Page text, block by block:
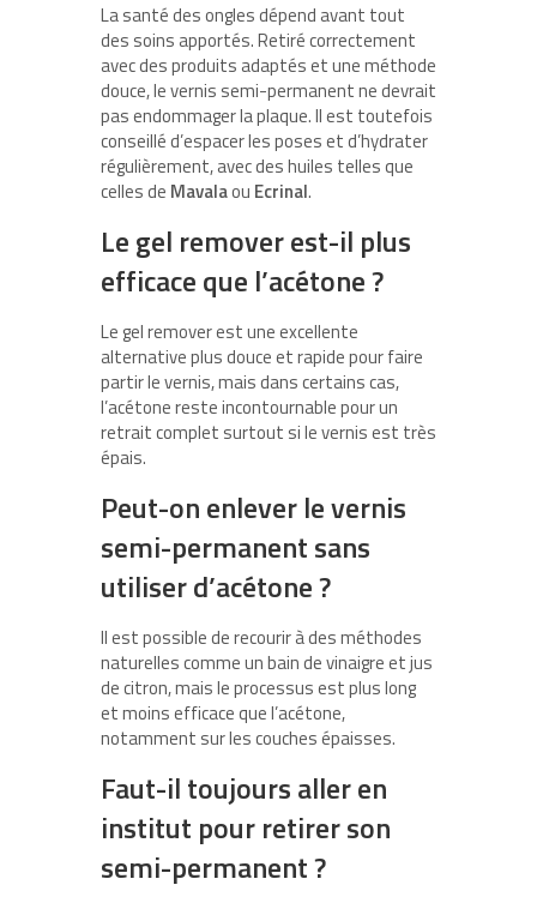
La santé des ongles dépend avant tout
des soins apportés. Retiré correctement
avec des produits adaptés et une méthode
douce, le vernis semi-permanent ne devrait
pas endommager la plaque. Il est toutefois
conseillé d’espacer les poses et d’hydrater
régulièrement, avec des huiles telles que
celles de Mavalaou Ecrinal.
Le gel remover est-il plus
efficace que l’acétone ?
Le gel remover est une excellente
alternative plus douce et rapide pour faire
partir le vernis, mais dans certains cas,
l’acétone reste incontournable pour un
retrait complet surtout si le vernis est très
épais.
Peut-on enlever le vernis
semi-permanent sans
utiliser d’acétone ?
Il est possible de recourir à des méthodes
naturelles comme un bain de vinaigre et jus
de citron, mais le processus est plus long
et moins efficace que l’acétone,
notamment sur les couches épaisses.
Faut-il toujours aller en
institut pour retirer son
semi-permanent ?